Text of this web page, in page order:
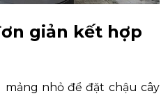
giản kết hợp
nhỏ để đặt chậu cây